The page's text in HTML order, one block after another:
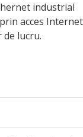
industrial
acces Internet
lucru.